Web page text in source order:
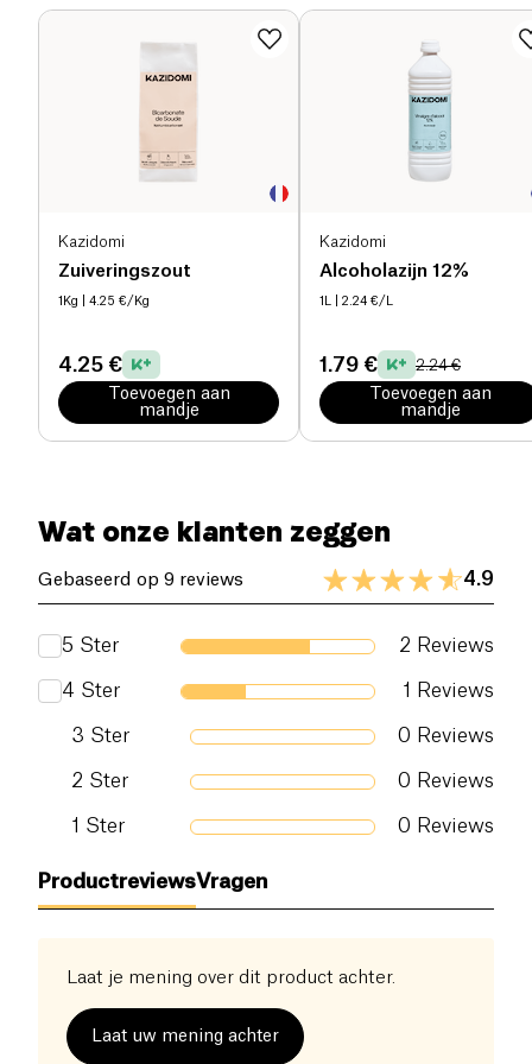
Kazidomi
Zuiveringszout
1Kg | 4.25 €/Kg
4.25 €
Toevoegen aan
mandje
Kazidomi
Alcoholazijn 12%
1L | 2.24 €/L
1.79 € 2.24 €
Toevoegen aan
mandje
vetsporen. De oppervlakteactieve stoffen zijn van
plantaardige herkomst en zijn snel en in grote mate
biologisch afbreekbaar. Frosch Allesreiniger Green
Lemon wordt verkocht in een recyclebare flacon van
1 liter, gemaakt van 100 % gerecycleerd materiaal.
Product niet getest op dieren… tot groot genoegen
van Fred, de kikker van Frosch!
Wat onze klanten zeggen
Gebaseerd op 9 reviews 4.9
5 Ster 2 Reviews
4 Ster 1 Reviews
3 Ster 0 Reviews
2 Ster 0 Reviews
1 Ster 0 Reviews
ProductreviewsVragen
Laat je mening over dit product achter.
Laat uw mening achter